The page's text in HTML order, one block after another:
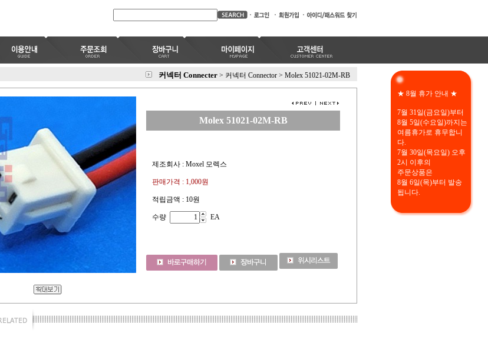
커넥터 Connecter > 커넥터 Connector > Molex 51021-02M-RB
Molex 51021-02M-RB
제조회사 : Moxel 모렉스
판매가격 : 1,000원
적립금액 : 10원
수량 EA
★ 8월 휴가 안내 ★
7월 31일(금요일)부터
8월 5일(수요일)까지는
여름휴가로 휴무합니
다.
7월 30일(목요일) 오후
2시 이후의
주문상품은
8월 6일(목)부터 발송
됩니다.